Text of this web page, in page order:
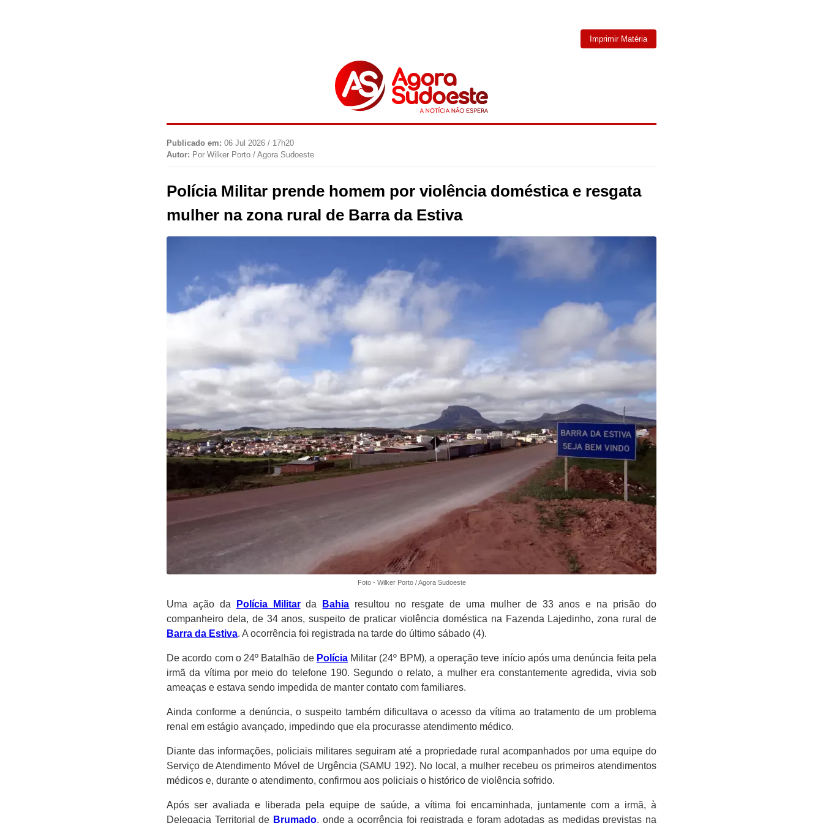
Imprimir Matéria
Publicado em: 06 Jul 2026 / 17h20
Autor: Por Wilker Porto / Agora Sudoeste
Polícia Militar prende homem por violência doméstica e resgata
mulher na zona rural de Barra da Estiva
Foto - Wilker Porto / Agora Sudoeste
Uma ação da Polícia Militarda Bahia resultou no resgate de uma mulher de 33 anos e na prisão do
companheiro dela, de 34 anos, suspeito de praticar violência doméstica na Fazenda Lajedinho, zona rural de
Barra da Estiva. A ocorrência foi registrada na tarde do último sábado (4).
De acordo com o 24º Batalhão de PolíciaMilitar (24º BPM), a operação teve início após uma denúncia feita pela
irmã da vítima por meio do telefone 190. Segundo o relato, a mulher era constantemente agredida, vivia sob
ameaças e estava sendo impedida de manter contato com familiares.
Ainda conforme a denúncia, o suspeito também dificultava o acesso da vítima ao tratamento de um problema
renal em estágio avançado, impedindo que ela procurasse atendimento médico.
Diante das informações, policiais militares seguiram até a propriedade rural acompanhados por uma equipe do
Serviço de Atendimento Móvel de Urgência (SAMU 192). No local, a mulher recebeu os primeiros atendimentos
médicos e, durante o atendimento, confirmou aos policiais o histórico de violência sofrido.
Após ser avaliada e liberada pela equipe de saúde, a vítima foi encaminhada, juntamente com a irmã, à
Delegacia Territorial de Brumado, onde a ocorrência foi registrada e foram adotadas as medidas previstas na